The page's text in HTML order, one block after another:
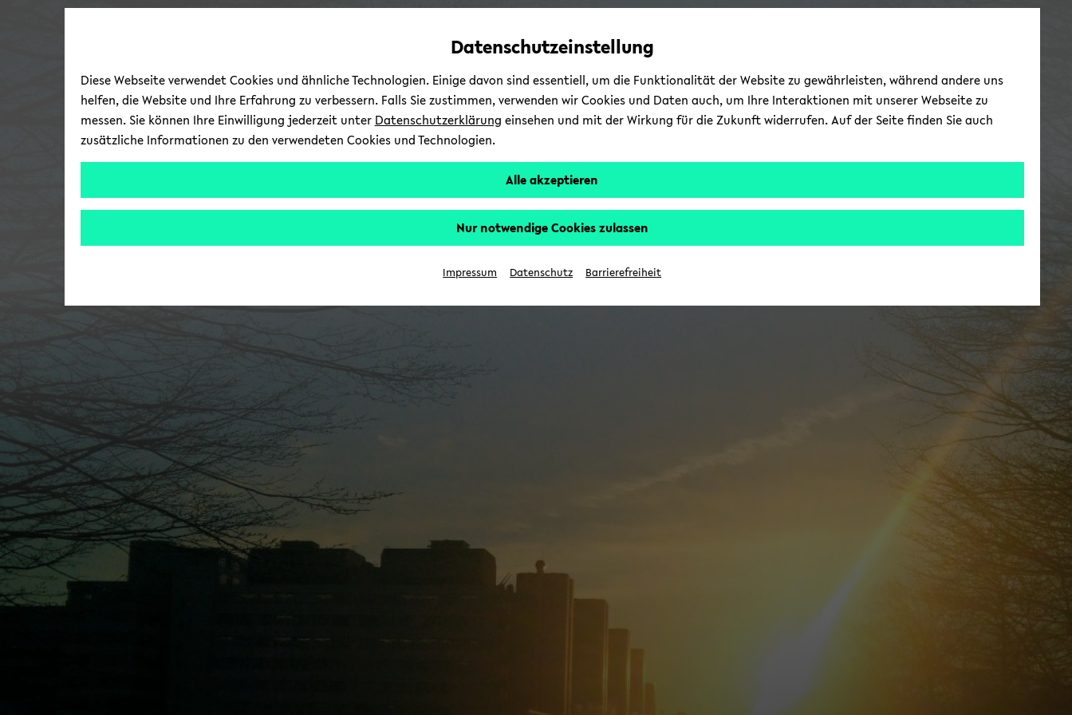
Automatische
vermeiden
zum
wechseln
zum
wechseln
zum
wechseln
Datenschutzeinstellung
Diese Webseite verwendet Cookies und ähnliche Technologien. Einige davon sind essentiell, um die Funktionalität der Website zu gewährleisten, während andere uns
helfen, die Website und Ihre Erfahrung zu verbessern. Falls Sie zustimmen, verwenden wir Cookies und Daten auch, um Ihre Interaktionen mit unserer Webseite zu
messen. Sie können Ihre Einwilligung jederzeit unter Datenschutzerklärung einsehen und mit der Wirkung für die Zukunft widerrufen. Auf der Seite finden Sie auch
zusätzliche Informationen zu den verwendeten Cookies und Technologien.
Alle akzeptieren
Nur notwendige Cookies zulassen
Impressum Datenschutz Barrierefreiheit